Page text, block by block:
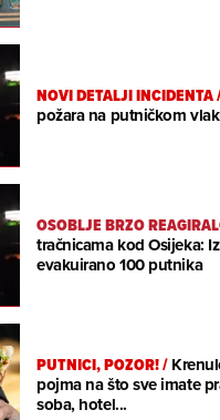
NOVI DETALJI INCIDENTA
požara na putničkom
OSOBLJE BRZO
tračnicama kod Osijeka:
evakuirano 100 putnika
PUTNICI, POZOR!/
pojma na što sve imate
soba, hotel...